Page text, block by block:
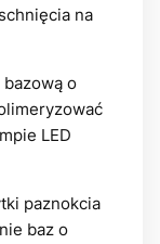
na
o
LED
paznokcia
baz o